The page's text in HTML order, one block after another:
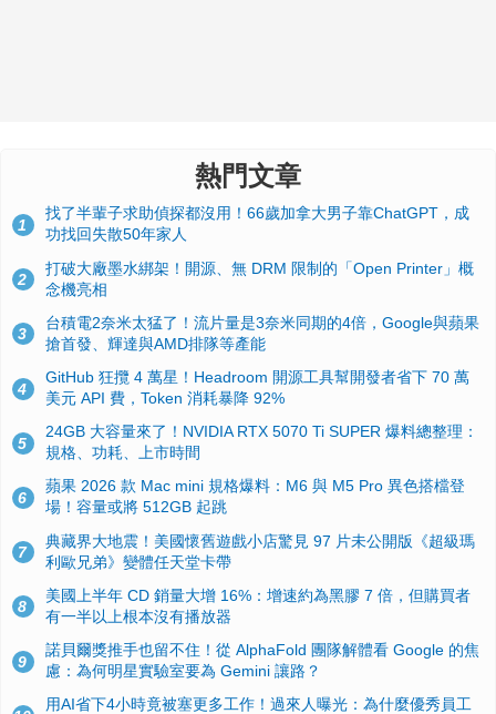
熱門文章
1
找了半輩子求助偵探都沒用！66歲加拿大男子靠ChatGPT，成
功找回失散50年家人
2
打破大廠墨水綁架！開源、無 DRM 限制的「Open Printer」概
念機亮相
3
台積電2奈米太猛了！流片量是3奈米同期的4倍，Google與蘋果
搶首發、輝達與AMD排隊等產能
4
GitHub 狂攬 4 萬星！Headroom 開源工具幫開發者省下 70 萬
美元 API 費，Token 消耗暴降 92%
5
24GB 大容量來了！NVIDIA RTX 5070 Ti SUPER 爆料總整理：
規格、功耗、上市時間
6
蘋果 2026 款 Mac mini 規格爆料：M6 與 M5 Pro 異色搭檔登
場！容量或將 512GB 起跳
7
典藏界大地震！美國懷舊遊戲小店驚見 97 片未公開版《超級瑪
利歐兄弟》變體任天堂卡帶
8
美國上半年 CD 銷量大增 16%：增速約為黑膠 7 倍，但購買者
有一半以上根本沒有播放器
9
諾貝爾獎推手也留不住！從 AlphaFold 團隊解體看 Google 的焦
慮：為何明星實驗室要為 Gemini 讓路？
用AI省下4小時竟被塞更多工作！過來人曝光：為什麼優秀員工